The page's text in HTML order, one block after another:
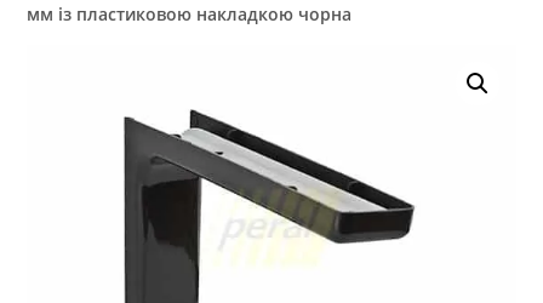
мм із пластиковою накладкою чорна